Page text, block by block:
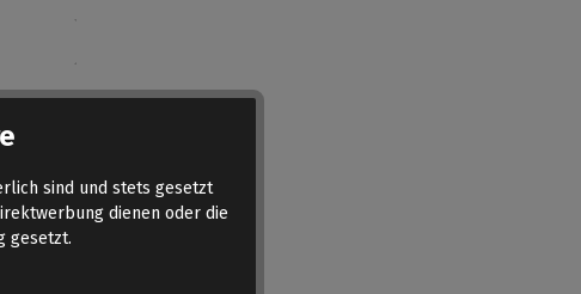
sind und stets gesetzt
dienen oder die
gesetzt.